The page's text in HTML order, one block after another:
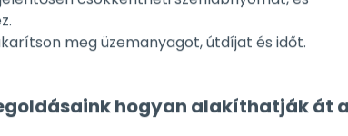
hogyan alakíthatják át az